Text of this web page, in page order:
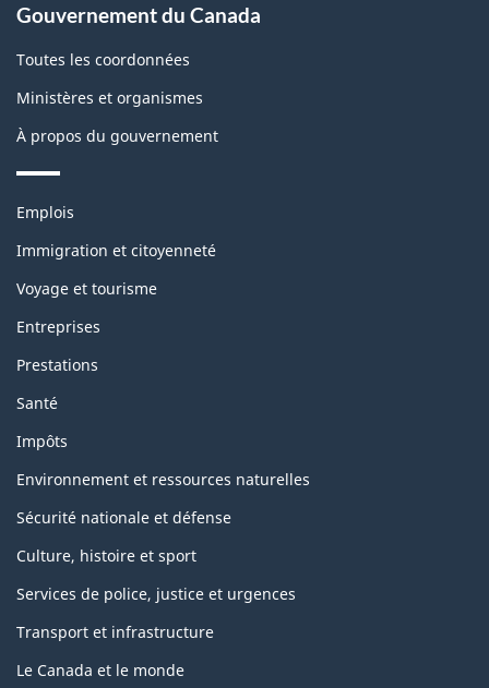
propos
de
ce
Gouvernement du Canada
Toutes les coordonnées
Ministères et organismes
À propos du gouvernement
Thèmes
sujets
Emplois
Immigration et citoyenneté
Voyage et tourisme
Entreprises
Prestations
Santé
Impôts
Environnement et ressources naturelles
Sécurité nationale et défense
Culture, histoire et sport
Services de police, justice et urgences
Transport et infrastructure
Le Canada et le monde